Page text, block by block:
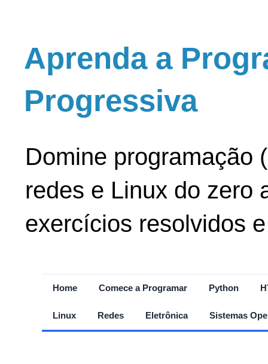
Aprenda a
Progressiva
Domine programação
redes e Linux do zero
exercícios resolvidos
Home Comece a Programar Python
Linux Redes Eletrônica Sistemas